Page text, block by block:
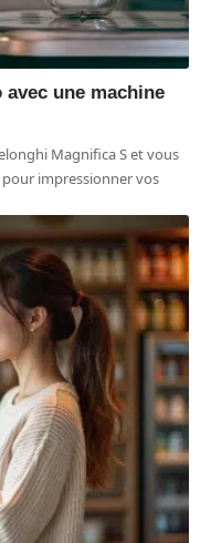
une machine
Magnifica S et vous
impressionner vos